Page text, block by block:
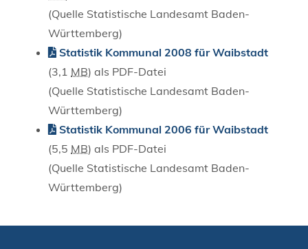
(Quelle Statistische Landesamt Baden-
Württemberg)
Statistik Kommunal 2008 für Waibstadt
(3,1 MB) als PDF-Datei
(Quelle Statistische Landesamt Baden-
Württemberg)
Statistik Kommunal 2006 für Waibstadt
(5,5 MB) als PDF-Datei
(Quelle Statistische Landesamt Baden-
Württemberg)